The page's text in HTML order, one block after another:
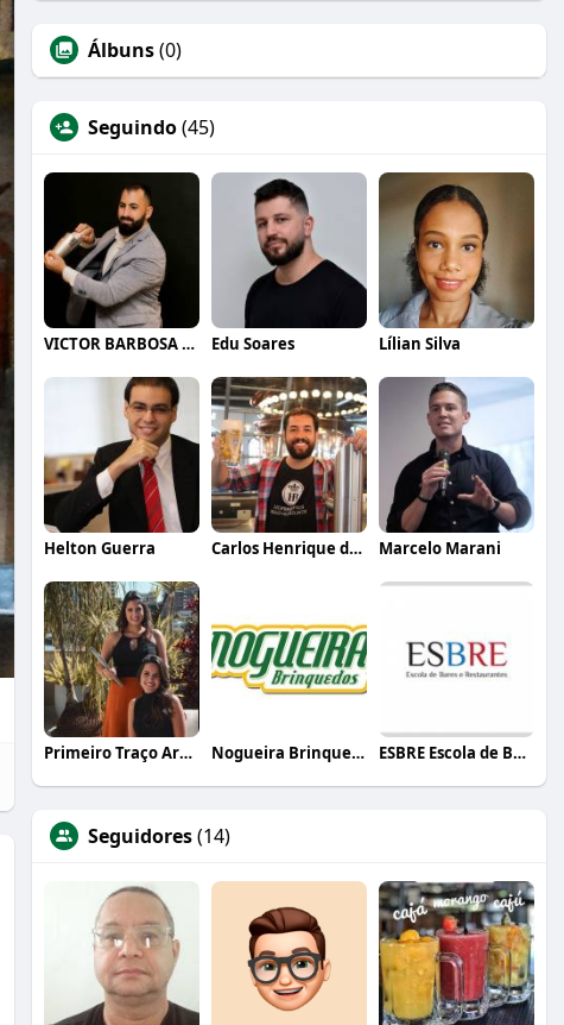
Álbuns(0)
Seguindo(45)
VICTOR BARBOSA QUARANTA Edu Soares Lílian Silva
Helton Guerra Carlos Henrique de Faria Vasconcelos Marcelo Marani
Primeiro Traço Arquitetura Nogueira Brinquedos ESBRE Escola de Bares e Restaurantes
Seguidores(14)